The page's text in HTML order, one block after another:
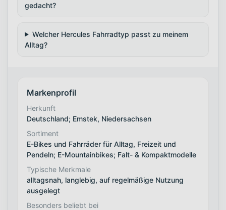
gedacht?
Welcher Hercules Fahrradtyp passt zu meinem
Alltag?
Markenprofil
Herkunft
Deutschland; Emstek, Niedersachsen
Sortiment
E-Bikes und Fahrräder für Alltag, Freizeit und
Pendeln; E-Mountainbikes; Falt- & Kompaktmodelle
Typische Merkmale
alltagsnah, langlebig, auf regelmäßige Nutzung
ausgelegt
Besonders beliebt bei